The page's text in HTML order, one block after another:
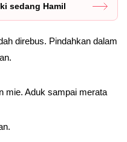
sedang Hamil
direbus. Pindahkan dalam
mie. Aduk sampai merata